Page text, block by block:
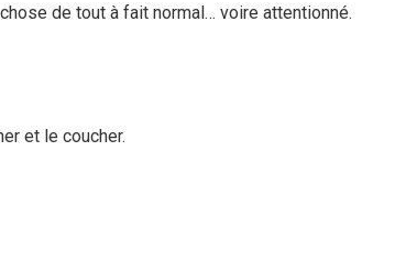
de tout à fait normal… voire attentionné.
et le coucher.